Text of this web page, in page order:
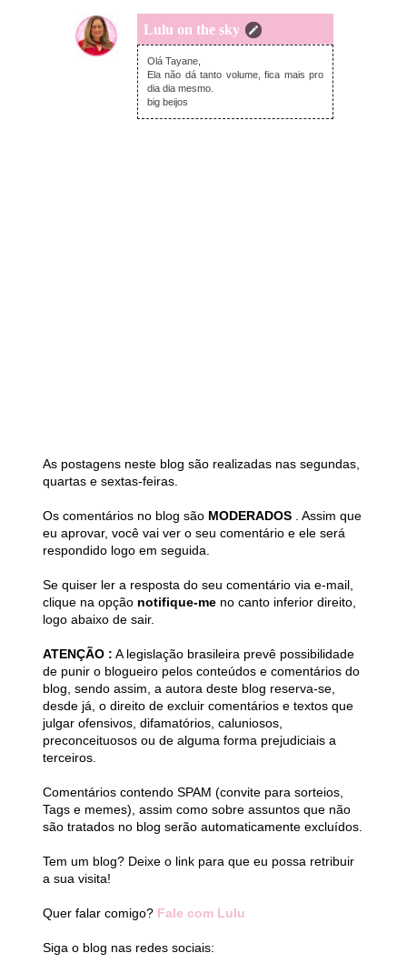
Lulu on the sky
segunda-feira, maio 01, 2023
Olá Tayane,
Ela não dá tanto volume, fica mais pro
dia dia mesmo.
big beijos
As postagens neste blog são realizadas nas segundas,
quartas e sextas-feiras.
Os comentários no blog são MODERADOS
. Assim que
eu aprovar, você vai ver o seu comentário e ele será
respondido logo em seguida.
Se quiser ler a resposta do seu comentário via e-mail,
clique na opção notifique-me no canto inferior direito,
logo abaixo de sair.
ATENÇÃO : A legislação brasileira prevê possibilidade
de punir o blogueiro pelos conteúdos e comentários do
blog, sendo assim, a autora deste blog reserva-se,
desde já, o direito de excluir comentários e textos que
julgar ofensivos, difamatórios, caluniosos,
preconceituosos ou de alguma forma prejudiciais a
terceiros.
Comentários contendo SPAM (convite para sorteios,
Tags e memes), assim como sobre assuntos que não
são tratados no blog serão automaticamente excluídos.
Tem um blog? Deixe o link para que eu possa retribuir
a sua visita!
Quer falar comigo? Fale com Lulu
Siga o blog nas redes sociais: